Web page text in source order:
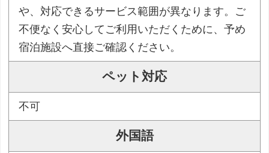
や、対応できるサービス範囲が異なります。ご
不便なく安心してご利用いただくために、予め
宿泊施設へ直接ご確認ください。
ペット対応
不可
外国語